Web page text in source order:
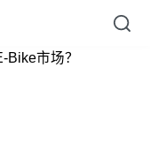
市场？